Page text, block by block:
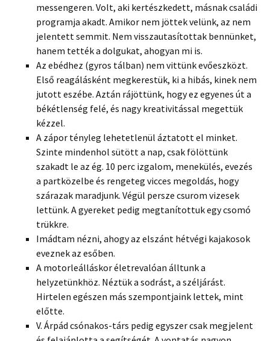
messengeren. Volt, aki kertészkedett, másnak családi
programja akadt. Amikor nem jöttek velünk, az nem
jelentett semmit. Nem visszautasítottak bennünket,
hanem tették a dolgukat, ahogyan mi is.
Az ebédhez (gyros tálban) nem vittünk evőeszközt.
Első reagálásként megkerestük, ki a hibás, kinek nem
jutott eszébe. Aztán rájöttünk, hogy ez egyenes út a
békétlenség felé, és nagy kreativitással megettük
kézzel.
A zápor tényleg lehetetlenül áztatott el minket.
Szinte mindenhol sütött a nap, csak fölöttünk
szakadt le az ég. 10 perc izgalom, menekülés, evezés
a partközelbe és rengeteg vicces megoldás, hogy
szárazak maradjunk. Végül persze csurom vizesek
lettünk. A gyereket pedig megtanítottuk egy csomó
trükkre.
Imádtam nézni, ahogy az elszánt hétvégi kajakosok
eveznek az esőben.
A motorleálláskor életrevalóan álltunk a
helyzetünkhöz. Néztük a sodrást, a széljárást.
Hirtelen egészen más szempontjaink lettek, mint
előtte.
V. Árpád csónakos-társ pedig egyszer csak megjelent